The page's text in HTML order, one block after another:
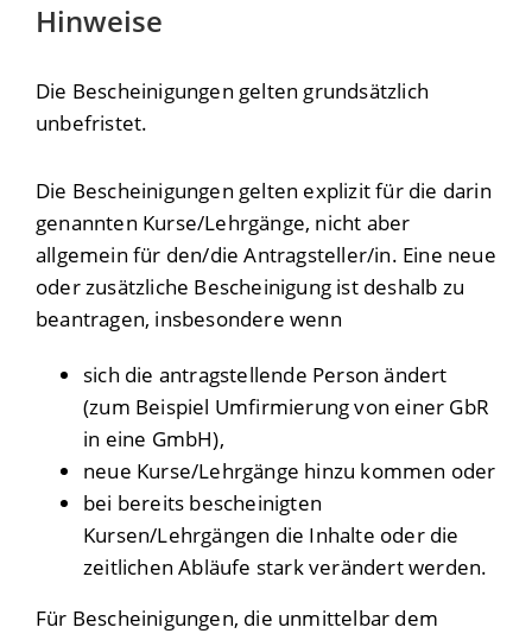
Hinweise
Die Bescheinigungen gelten grundsätzlich
unbefristet.
Die Bescheinigungen gelten explizit für die darin
genannten Kurse/Lehrgänge, nicht aber
allgemein für den/die Antragsteller/in. Eine neue
oder zusätzliche Bescheinigung ist deshalb zu
beantragen, insbesondere wenn
sich die antragstellende Person ändert
(zum Beispiel Umfirmierung von einer GbR
in eine GmbH),
neue Kurse/Lehrgänge hinzu kommen oder
bei bereits bescheinigten
Kursen/Lehrgängen die Inhalte oder die
zeitlichen Abläufe stark verändert werden.
Für Bescheinigungen, die unmittelbar dem